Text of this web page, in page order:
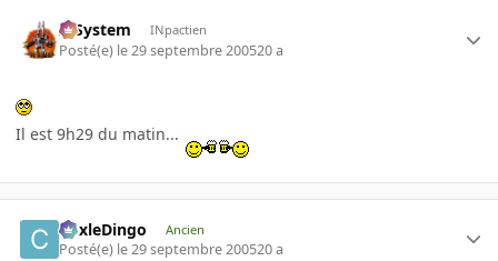
X-System INpactien
Posté(e) le 29 septembre 200520 a
Il est 9h29 du matin...
CoxleDingo Ancien
Posté(e) le 29 septembre 200520 a